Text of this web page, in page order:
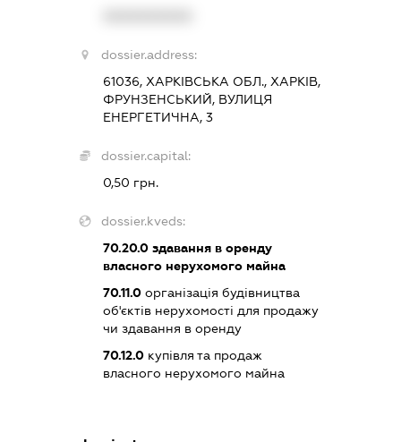
dossier.address:
61036, ХАРКІВСЬКА ОБЛ., ХАРКІВ,
ФРУНЗЕНСЬКИЙ, ВУЛИЦЯ
ЕНЕРГЕТИЧНА, 3
dossier.capital:
0,50 грн.
dossier.kveds:
70.20.0 здавання в оренду
власного нерухомого майна
70.11.0 організація будівництва
об'єктів нерухомості для продажу
чи здавання в оренду
70.12.0 купівля та продаж
власного нерухомого майна